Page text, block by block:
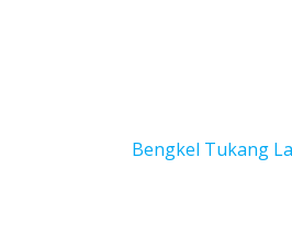
Bengkel Tukang